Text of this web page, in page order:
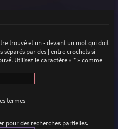
trouvé et un-devant un mot qui doit
séparés par des |entre crochets si
Utilisez le caractère « * » comme
termes
pour des recherches partielles.